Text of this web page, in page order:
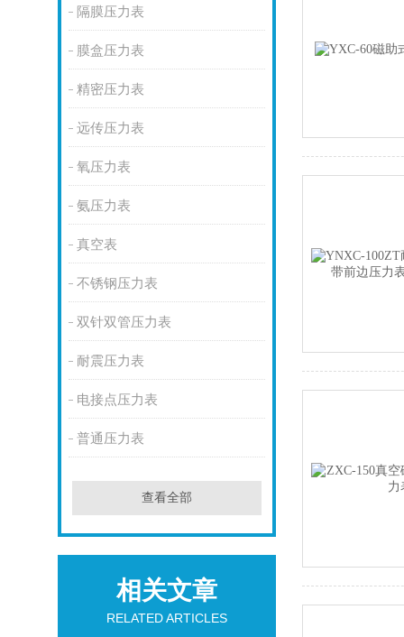
隔膜压力表
膜盒压力表
精密压力表
远传压力表
氧压力表
氨压力表
真空表
不锈钢压力表
双针双管压力表
耐震压力表
电接点压力表
普通压力表
查看全部
相关文章
RELATED ARTICLES